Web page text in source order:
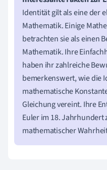
Identität gilt als eine der
Mathematik. Einige
betrachten sie als einen
Mathematik. Ihre
haben ihr zahlreiche
bemerkenswert, wie die
mathematische
Gleichung vereint. Ihre
Euler im 18. Jahrhundert
mathematischer